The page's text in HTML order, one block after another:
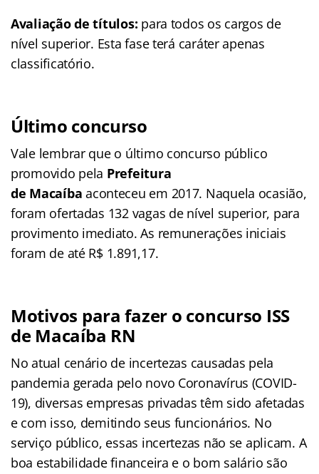
Avaliação de títulos: para todos os cargos de
nível superior. Esta fase terá caráter apenas
classificatório.
Último concurso
Vale lembrar que o último concurso público
promovido pela Prefeitura
de Macaíba aconteceu em 2017. Naquela ocasião,
foram ofertadas 132 vagas de nível superior, para
provimento imediato. As remunerações iniciais
foram de até R$ 1.891,17.
Motivos para fazer o concurso ISS
de Macaíba RN
No atual cenário de incertezas causadas pela
pandemia gerada pelo novo Coronavírus (COVID-
19), diversas empresas privadas têm sido afetadas
e com isso, demitindo seus funcionários. No
serviço público, essas incertezas não se aplicam. A
boa estabilidade financeira e o bom salário são